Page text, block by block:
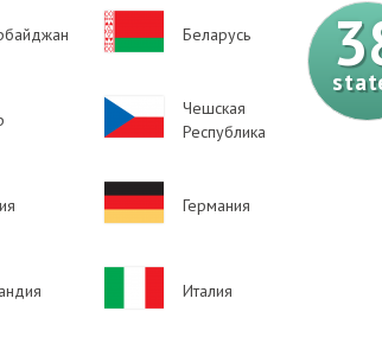
Image
Беларусь
Image
Чешская
Республика
Image
Германия
Италия